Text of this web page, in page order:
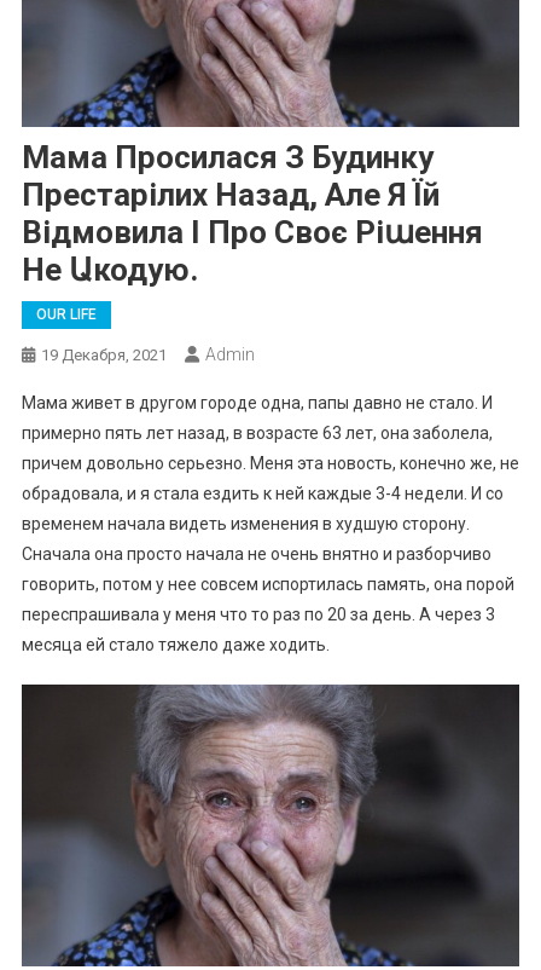
Мама Просилася З Будинку
Престарілих Назад, Але Я Їй
Відмовила І Про Своє Ріաення
Не Աкодую.
OUR LIFE
19 Декабря, 2021 Admin
Мама живет в другом городе одна, папы давно не стало. И
примерно пять лет назад, в возрасте 63 лет, она заболела,
причем довольно серьезно. Меня эта новость, конечно же, не
обрадовала, и я стала ездить к ней каждые 3-4 недели. И со
временем начала видеть изменения в худшую сторону.
Сначала она просто начала не очень внятно и разборчиво
говорить, потом у нее совсем испортилась память, она порой
переспрашивала у меня что то раз по 20 за день. А через 3
месяца ей стало тяжело даже ходить.